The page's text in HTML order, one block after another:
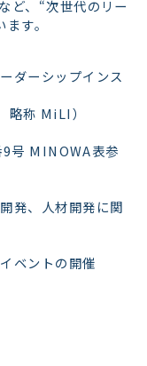
ど、“次世代のリー
す。
ダーシップインス
称 MiLI）
9号 MINOWA表参
発、人材開発に関
ベントの開催